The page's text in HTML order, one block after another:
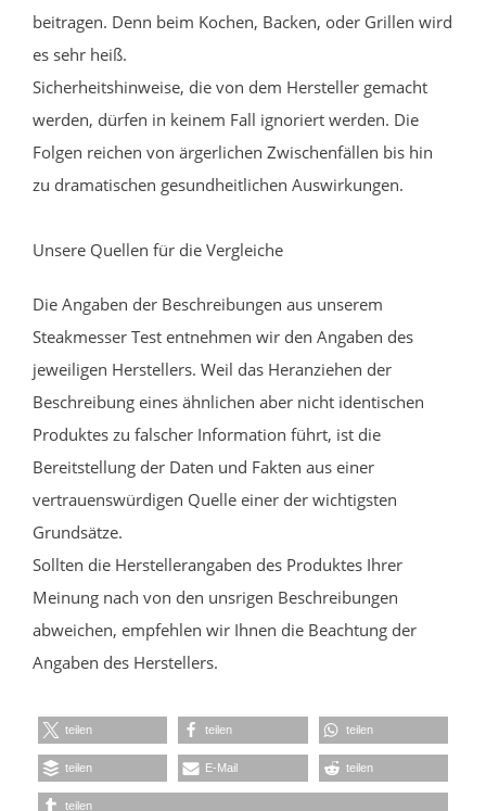
beitragen. Denn beim Kochen, Backen, oder Grillen wird
es sehr heiß.
Sicherheitshinweise, die von dem Hersteller gemacht
werden, dürfen in keinem Fall ignoriert werden. Die
Folgen reichen von ärgerlichen Zwischenfällen bis hin
zu dramatischen gesundheitlichen Auswirkungen.
Unsere Quellen für die Vergleiche
Die Angaben der Beschreibungen aus unserem
Steakmesser Test entnehmen wir den Angaben des
jeweiligen Herstellers. Weil das Heranziehen der
Beschreibung eines ähnlichen aber nicht identischen
Produktes zu falscher Information führt, ist die
Bereitstellung der Daten und Fakten aus einer
vertrauenswürdigen Quelle einer der wichtigsten
Grundsätze.
Sollten die Herstellerangaben des Produktes Ihrer
Meinung nach von den unsrigen Beschreibungen
abweichen, empfehlen wir Ihnen die Beachtung der
Angaben des Herstellers.
teilen teilen teilen
teilen E-Mail teilen
teilen